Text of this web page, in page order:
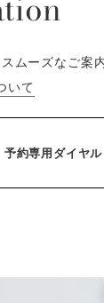
ムーズなご案
いて
予約専用ダイヤル